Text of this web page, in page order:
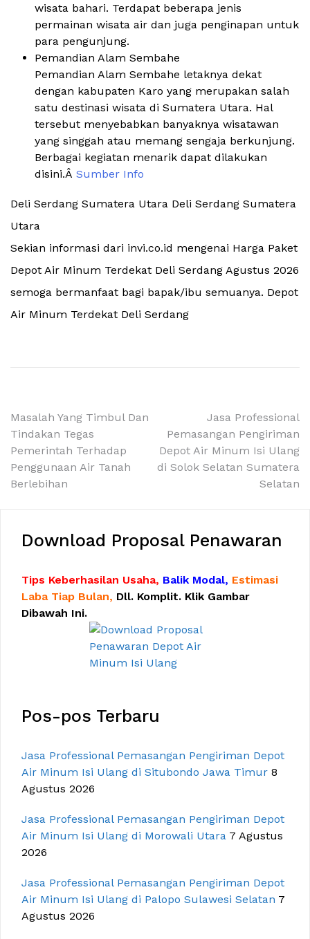
wisata bahari. Terdapat beberapa jenis
permainan wisata air dan juga penginapan untuk
para pengunjung.
Pemandian Alam Sembahe
Pemandian Alam Sembahe letaknya dekat
dengan kabupaten Karo yang merupakan salah
satu destinasi wisata di Sumatera Utara. Hal
tersebut menyebabkan banyaknya wisatawan
yang singgah atau memang sengaja berkunjung.
Berbagai kegiatan menarik dapat dilakukan
disini.Â Sumber Info
Deli Serdang Sumatera Utara Deli Serdang Sumatera
Utara
Sekian informasi dari invi.co.id mengenai Harga Paket
Depot Air Minum Terdekat Deli Serdang Agustus 2026
semoga bermanfaat bagi bapak/ibu semuanya. Depot
Air Minum Terdekat Deli Serdang
Navigasi
pos
Masalah Yang Timbul Dan
Tindakan Tegas
Pemerintah Terhadap
Penggunaan Air Tanah
Berlebihan
Jasa Professional
Pemasangan Pengiriman
Depot Air Minum Isi Ulang
di Solok Selatan Sumatera
Selatan
Download Proposal Penawaran
Tips Keberhasilan Usaha, Balik Modal, Estimasi
Laba Tiap Bulan, Dll. Komplit. Klik Gambar
Dibawah Ini.
Pos-pos Terbaru
Jasa Professional Pemasangan Pengiriman Depot
Air Minum Isi Ulang di Situbondo Jawa Timur 8
Agustus 2026
Jasa Professional Pemasangan Pengiriman Depot
Air Minum Isi Ulang di Morowali Utara 7 Agustus
2026
Jasa Professional Pemasangan Pengiriman Depot
Air Minum Isi Ulang di Palopo Sulawesi Selatan 7
Agustus 2026